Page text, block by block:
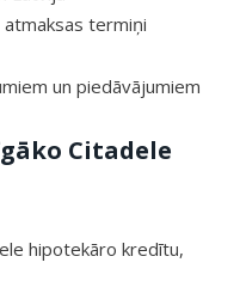
termiņi
un piedāvājumiem
Citadele
hipotekāro kredītu,